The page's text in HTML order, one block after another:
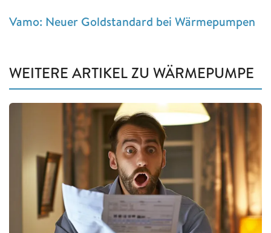
Vamo: Neuer Goldstandard bei Wärmepumpen
WEITERE ARTIKEL ZU WÄRMEPUMPE